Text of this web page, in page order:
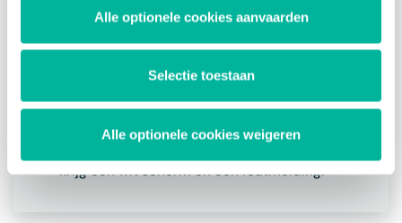
Alle optionele cookies aanvaarden
Selectie toestaan
Alle optionele cookies weigeren
Website publiceren
Hoe kan ik HTTPS instellen voor mijn website?
Kunnen we Google Analytics instellen op onze
website?
krijg een wit scherm en een foutmelding.